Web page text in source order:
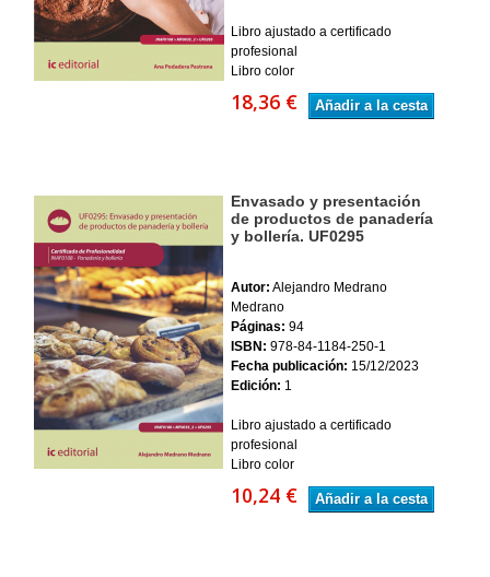
Libro ajustado a certificado
profesional
Libro color
18,36 € Añadir a la cesta
Envasado y presentación
de productos de panadería
y bollería. UF0295
Autor: Alejandro Medrano
Medrano
Páginas: 94
ISBN: 978-84-1184-250-1
Fecha publicación: 15/12/2023
Edición: 1
Libro ajustado a certificado
profesional
Libro color
10,24 € Añadir a la cesta